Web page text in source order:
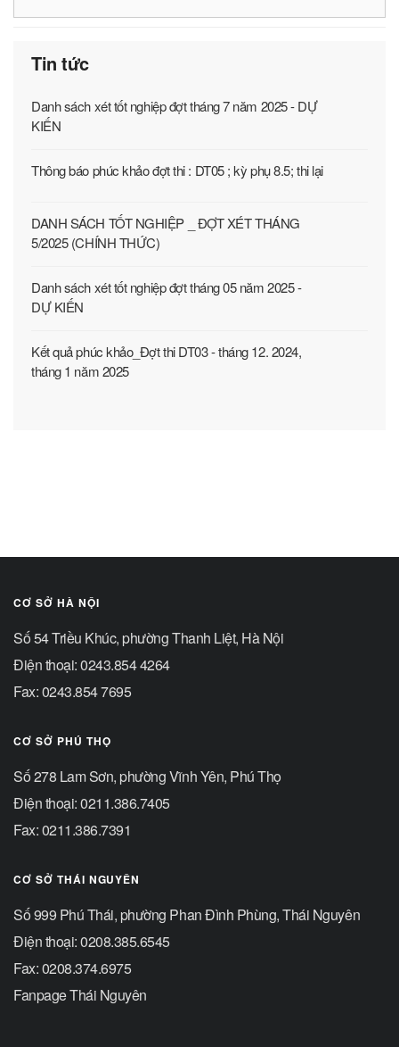
Tin tức
Danh sách xét tốt nghiệp đợt tháng 7 năm 2025 - DỰ
KIẾN
Thông báo phúc khảo đợt thi : DT05 ; kỳ phụ 8.5; thi lại
DANH SÁCH TỐT NGHIỆP _ ĐỢT XÉT THÁNG
5/2025 (CHÍNH THỨC)
Danh sách xét tốt nghiệp đợt tháng 05 năm 2025 -
DỰ KIẾN
Kết quả phúc khảo_Đợt thi DT03 - tháng 12. 2024,
tháng 1 năm 2025
CƠ SỞ HÀ NỘI
Số 54 Triều Khúc, phường Thanh Liệt, Hà Nội
Điện thoại: 0243.854 4264
Fax: 0243.854 7695
CƠ SỞ PHÚ THỌ
Số 278 Lam Sơn, phường Vĩnh Yên, Phú Thọ
Điện thoại: 0211.386.7405
Fax: 0211.386.7391
CƠ SỞ THÁI NGUYÊN
Số 999 Phú Thái, phường Phan Đình Phùng, Thái Nguyên
Điện thoại: 0208.385.6545
Fax: 0208.374.6975
Fanpage Thái Nguyên